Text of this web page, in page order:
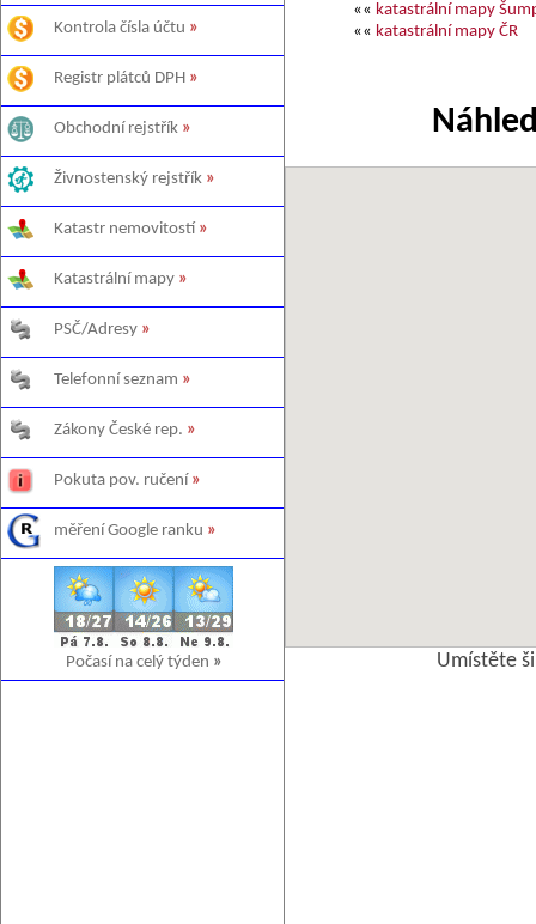
Kontrola čísla účtu »
Registr plátců DPH »
Obchodní rejstřík »
Živnostenský rejstřík »
Katastr nemovitostí »
Katastrální mapy »
PSČ/Adresy »
Telefonní seznam »
Zákony České rep. »
Pokuta pov. ručení »
měření Google ranku »
Počasí na celý týden »
«« katastrální mapy
«« katastrální mapy ČR
Umístěte